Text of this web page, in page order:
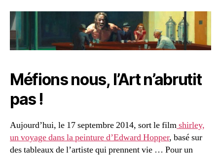
Méfions nous, l’Art n’abrutit
pas !
Aujourd’hui, le 17 septembre 2014, sort le filmshirley,
un voyage dans la peinture d’Edward Hopper, basé sur
des tableaux de l’artiste qui prennent vie … Pour un